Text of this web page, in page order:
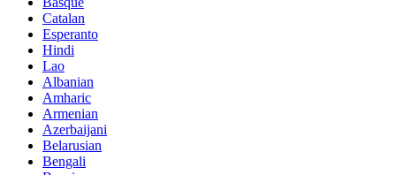
Catalan
Esperanto
Hindi
Lao
Albanian
Amharic
Armenian
Azerbaijani
Belarusian
Bengali